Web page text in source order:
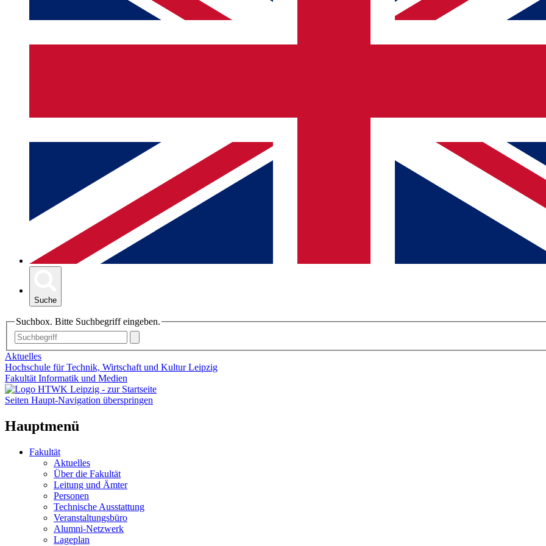
Suche
Suchbox. Bitte Suchbegriff eingeben.
Aktuelles
Hochschule für Technik, Wirtschaft und Kultur Leipzig
Fakultät Informatik und Medien
Seiten Haupt-Navigation überspringen
Hauptmenü
Fakultät
Aktuelles
Über die Fakultät
Leitung und Ämter
Personen
Technische Ausstattung
Veranstaltungsbüro
Alumni-Netzwerk
Lageplan